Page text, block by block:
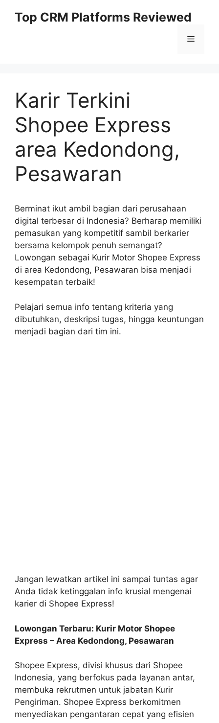
Top CRM Platforms Reviewed
Menu
Karir Terkini
Shopee Express
area Kedondong,
Pesawaran
Berminat ikut ambil bagian dari perusahaan
digital terbesar di Indonesia? Berharap memiliki
pemasukan yang kompetitif sambil berkarier
bersama kelompok penuh semangat?
Lowongan sebagai Kurir Motor Shopee Express
di area Kedondong, Pesawaran bisa menjadi
kesempatan terbaik!
Pelajari semua info tentang kriteria yang
dibutuhkan, deskripsi tugas, hingga keuntungan
menjadi bagian dari tim ini.
Jangan lewatkan artikel ini sampai tuntas agar
Anda tidak ketinggalan info krusial mengenai
karier di Shopee Express!
Lowongan Terbaru: Kurir Motor Shopee
Express – Area Kedondong, Pesawaran
Shopee Express, divisi khusus dari Shopee
Indonesia, yang berfokus pada layanan antar,
membuka rekrutmen untuk jabatan Kurir
Pengiriman. Shopee Express berkomitmen
menyediakan pengantaran cepat yang efisien